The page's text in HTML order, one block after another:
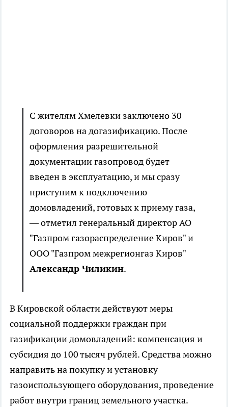
С жителям Хмелевки заключено 30
договоров на догазификацию. После
оформления разрешительной
документации газопровод будет
введен в эксплуатацию, и мы сразу
приступим к подключению
домовладений, готовых к приему газа,
— отметил генеральный директор АО
"Газпром газораспределение Киров" и
ООО "Газпром межрегионгаз Киров"
Александр Чиликин.
В Кировской области действуют меры
социальной поддержки граждан при
газификации домовладений: компенсация и
субсидия до 100 тысяч рублей. Средства можно
направить на покупку и установку
газоиспользующего оборудования, проведение
работ внутри границ земельного участка.